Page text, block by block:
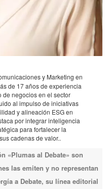
y Marketing en
de 17 años de experiencia
de negocios en el sector
al impulso de iniciativas
y alineación ESG en
por integrar inteligencia
para fortalecer la
cadenas de valor..
«Plumas al Debate» son
las emiten y no representan
a Debate, su línea editorial